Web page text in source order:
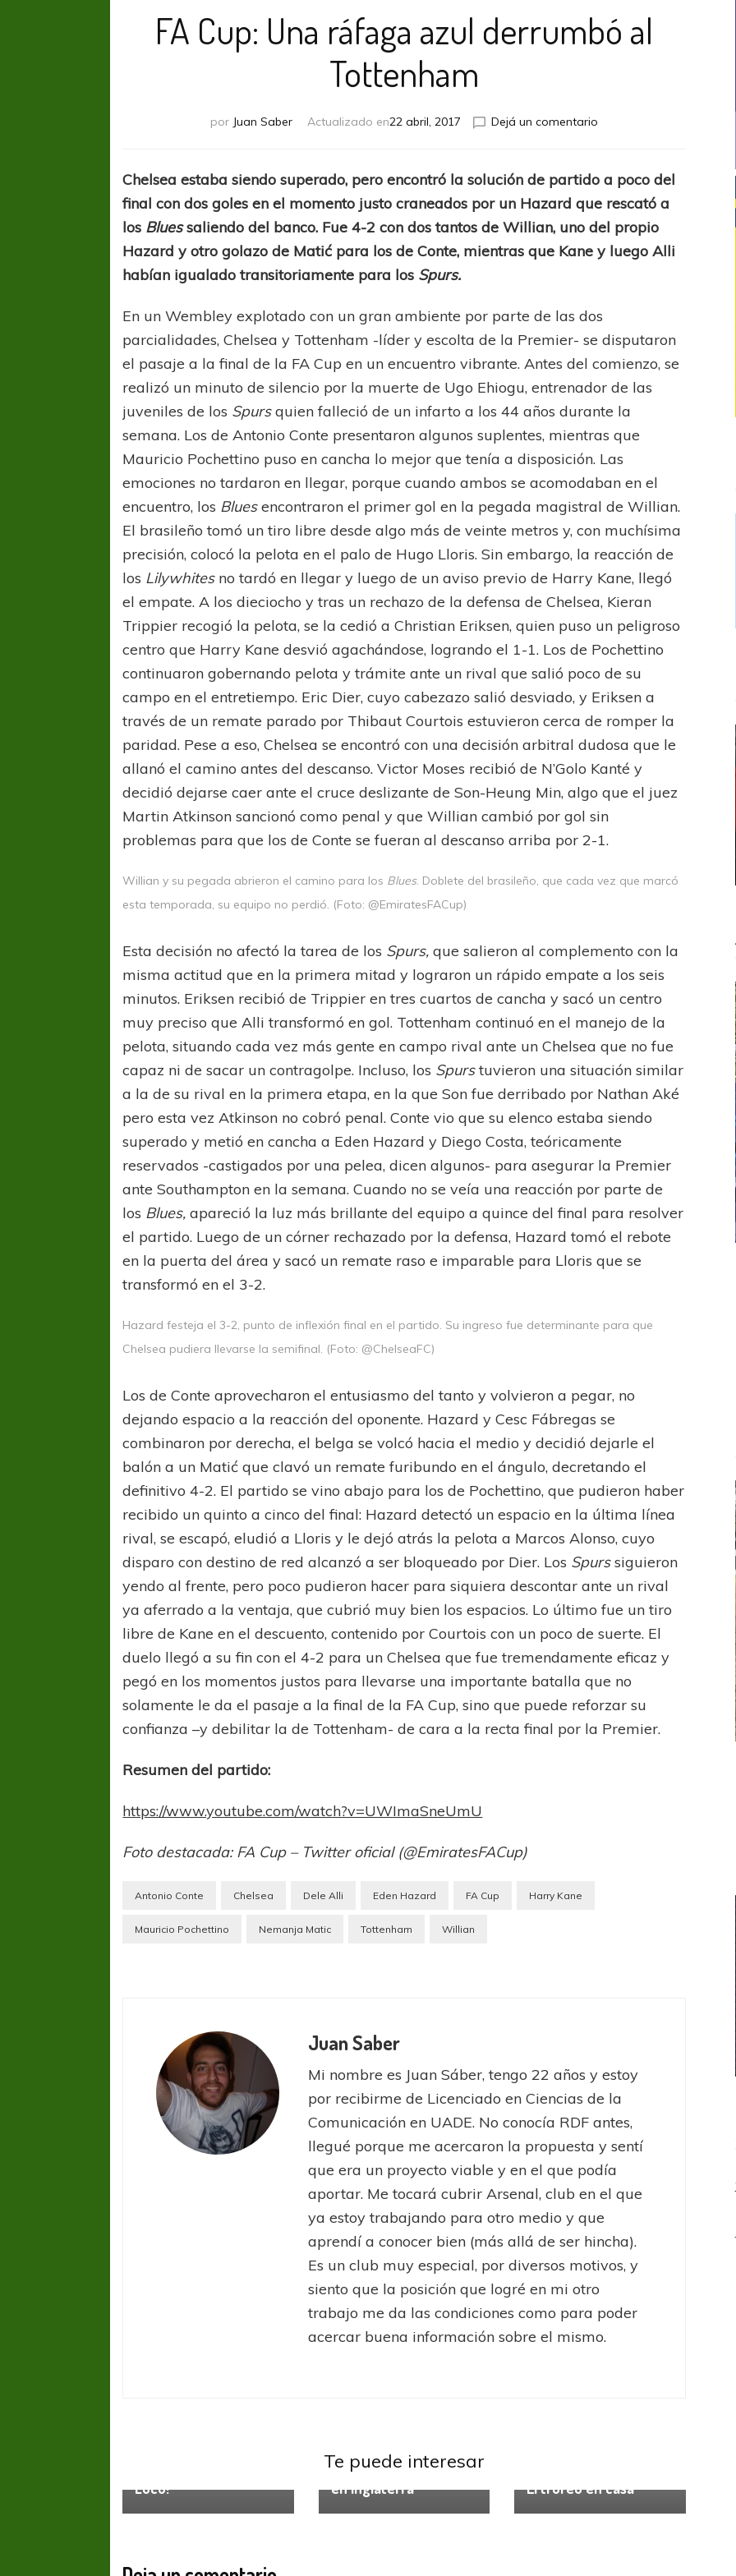
FA Cup: Una ráfaga azul derrumbó al
Tottenham
por Juan Saber Actualizado en22 abril, 2017 Dejá un comentario
ráfaga
azul
derrumbó
Tottenham
Chelsea estaba siendo superado, pero encontró la solución de partido a poco del
final con dos goles en el momento justo craneados por un Hazard que rescató a
los Bluessaliendo del banco. Fue 4-2 con dos tantos de Willian, uno del propio
Hazard y otro golazo de Matić para los de Conte, mientras que Kane y luego Alli
habían igualado transitoriamente para los Spurs.
En un Wembley explotado con un gran ambiente por parte de las dos
parcialidades, Chelsea y Tottenham -líder y escolta de la Premier- se disputaron
el pasaje a la final de la FA Cup en un encuentro vibrante. Antes del comienzo, se
realizó un minuto de silencio por la muerte de Ugo Ehiogu, entrenador de las
juveniles de los Spursquien falleció de un infarto a los 44 años durante la
semana. Los de Antonio Conte presentaron algunos suplentes, mientras que
Mauricio Pochettino puso en cancha lo mejor que tenía a disposición. Las
emociones no tardaron en llegar, porque cuando ambos se acomodaban en el
encuentro, los Bluesencontraron el primer gol en la pegada magistral de Willian.
El brasileño tomó un tiro libre desde algo más de veinte metros y, con muchísima
precisión, colocó la pelota en el palo de Hugo Lloris. Sin embargo, la reacción de
los Lilywhites no tardó en llegar y luego de un aviso previo de Harry Kane, llegó
el empate. A los dieciocho y tras un rechazo de la defensa de Chelsea, Kieran
Trippier recogió la pelota, se la cedió a Christian Eriksen, quien puso un peligroso
centro que Harry Kane desvió agachándose, logrando el 1-1. Los de Pochettino
continuaron gobernando pelota y trámite ante un rival que salió poco de su
campo en el entretiempo. Eric Dier, cuyo cabezazo salió desviado, y Eriksen a
través de un remate parado por Thibaut Courtois estuvieron cerca de romper la
paridad. Pese a eso, Chelsea se encontró con una decisión arbitral dudosa que le
allanó el camino antes del descanso. Victor Moses recibió de N’Golo Kanté y
decidió dejarse caer ante el cruce deslizante de Son-Heung Min, algo que el juez
Martin Atkinson sancionó como penal y que Willian cambió por gol sin
problemas para que los de Conte se fueran al descanso arriba por 2-1.
Willian y su pegada abrieron el camino para los Blues. Doblete del brasileño, que cada vez que marcó
esta temporada, su equipo no perdió. (Foto: @EmiratesFACup)
Esta decisión no afectó la tarea de los Spurs,que salieron al complemento con la
misma actitud que en la primera mitad y lograron un rápido empate a los seis
minutos. Eriksen recibió de Trippier en tres cuartos de cancha y sacó un centro
muy preciso que Alli transformó en gol. Tottenham continuó en el manejo de la
pelota, situando cada vez más gente en campo rival ante un Chelsea que no fue
capaz ni de sacar un contragolpe. Incluso, los Spurstuvieron una situación similar
a la de su rival en la primera etapa, en la que Son fue derribado por Nathan Aké
pero esta vez Atkinson no cobró penal. Conte vio que su elenco estaba siendo
superado y metió en cancha a Eden Hazard y Diego Costa, teóricamente
reservados -castigados por una pelea, dicen algunos- para asegurar la Premier
ante Southampton en la semana. Cuando no se veía una reacción por parte de
los Blues,apareció la luz más brillante del equipo a quince del final para resolver
el partido. Luego de un córner rechazado por la defensa, Hazard tomó el rebote
en la puerta del área y sacó un remate raso e imparable para Lloris que se
transformó en el 3-2.
Hazard festeja el 3-2, punto de inflexión final en el partido. Su ingreso fue determinante para que
Chelsea pudiera llevarse la semifinal. (Foto: @ChelseaFC)
Los de Conte aprovecharon el entusiasmo del tanto y volvieron a pegar, no
dejando espacio a la reacción del oponente. Hazard y Cesc Fábregas se
combinaron por derecha, el belga se volcó hacia el medio y decidió dejarle el
balón a un Matić que clavó un remate furibundo en el ángulo, decretando el
definitivo 4-2. El partido se vino abajo para los de Pochettino, que pudieron haber
recibido un quinto a cinco del final: Hazard detectó un espacio en la última línea
rival, se escapó, eludió a Lloris y le dejó atrás la pelota a Marcos Alonso, cuyo
disparo con destino de red alcanzó a ser bloqueado por Dier. Los Spurssiguieron
yendo al frente, pero poco pudieron hacer para siquiera descontar ante un rival
ya aferrado a la ventaja, que cubrió muy bien los espacios. Lo último fue un tiro
libre de Kane en el descuento, contenido por Courtois con un poco de suerte. El
duelo llegó a su fin con el 4-2 para un Chelsea que fue tremendamente eficaz y
pegó en los momentos justos para llevarse una importante batalla que no
solamente le da el pasaje a la final de la FA Cup, sino que puede reforzar su
confianza –y debilitar la de Tottenham- de cara a la recta final por la Premier.
Resumen del partido:
https://www.youtube.com/watch?v=UWImaSneUmU
Foto destacada: FA Cup – Twitter oficial (@EmiratesFACup)
Antonio Conte Chelsea Dele Alli Eden Hazard FA Cup Harry Kane
Mauricio Pochettino Nemanja Matic Tottenham Willian
Juan Saber
Mi nombre es Juan Sáber, tengo 22 años y estoy
por recibirme de Licenciado en Ciencias de la
Comunicación en UADE. No conocía RDF antes,
llegué porque me acercaron la propuesta y sentí
que era un proyecto viable y en el que podía
aportar. Me tocará cubrir Arsenal, club en el que
ya estoy trabajando para otro medio y que
aprendí a conocer bien (más allá de ser hincha).
Es un club muy especial, por diversos motivos, y
siento que la posición que logré en mi otro
trabajo me da las condiciones como para poder
acercar buena información sobre el mismo.
Te puede interesar
Loco!
EPL: Todo sigue igual
en Inglaterra
El trofeo en casa
TIGRE
A pesar de la derrota Tigre avanzó a
COPA SUDAMERICANA LANÚS UEFA CHAMPIONS LEAGUE
FÚTBOL FEMENINO
jugará ante Estrella del Sur en el Las campeonas festejaron ante su gente